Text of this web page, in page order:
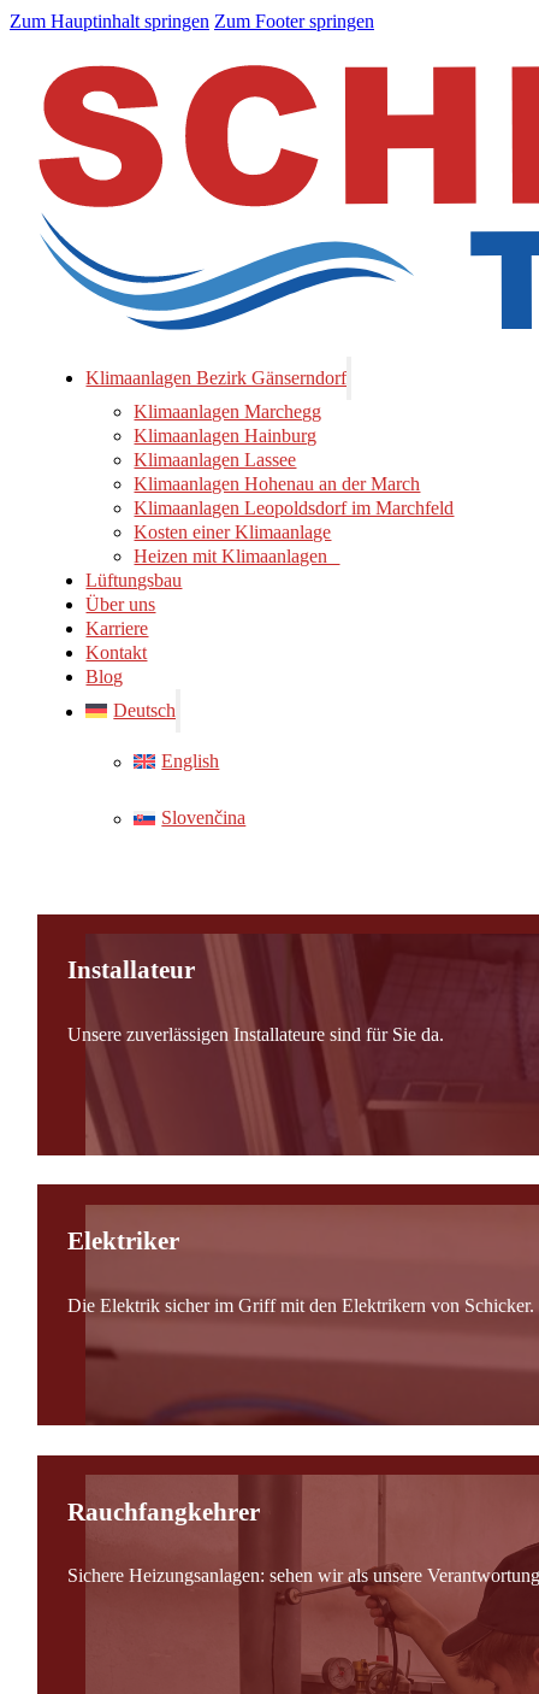
Zum Hauptinhalt springen Zum Footer springen
Klimaanlagen Bezirk Gänserndorf
Klimaanlagen Marchegg
Klimaanlagen Hainburg
Klimaanlagen Lassee
Klimaanlagen Hohenau an der March
Klimaanlagen Leopoldsdorf im Marchfeld
Kosten einer Klimaanlage
Heizen mit Klimaanlagen
Lüftungsbau
Über uns
Karriere
Kontakt
Blog
Deutsch
English
Slovenčina
Installateur
Unsere zuverlässigen Installateure sind für Sie da.
Elektriker
Die Elektrik sicher im Griff mit den Elektrikern von Schicker.
Rauchfangkehrer
Sichere Heizungsanlagen: sehen wir als unsere